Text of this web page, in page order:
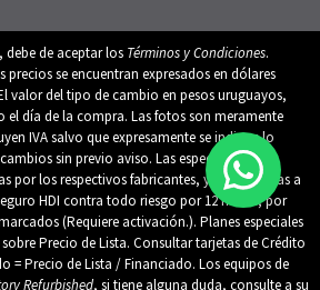
debe de aceptar los Términos y Condiciones.
precios se encuentran expresados en dólares
valor del tipo de cambio en pesos uruguayos,
el día de la compra. Las fotos son meramente
IVA salvo que expresamente se indique lo
sin previo aviso. Las especificaciones
por los respectivos fabricantes, y están sujetas a
HDI contra todo riesgo por 12 meses, por
(Requiere activación.). Planes especiales
Precio de Lista. Consultar tarjetas de Crédito
= Precio de Lista / Financiado. Los equipos de
Refurbished, si tiene alguna duda, consulte a su